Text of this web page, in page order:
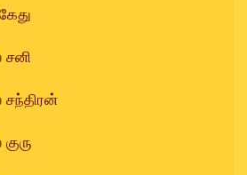
சனி
சந்திரன்